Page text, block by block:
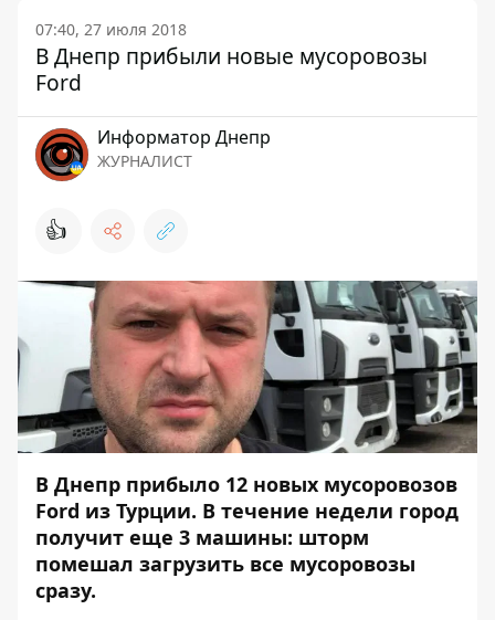
07:40, 27 июля 2018
В Днепр прибыли новые мусоровозы
Ford
Информатор Днепр
ЖУРНАЛИСТ
👍
В Днепр прибыло 12 новых мусоровозов
Ford из Турции. В течение недели город
получит еще 3 машины: шторм
помешал загрузить все мусоровозы
сразу.